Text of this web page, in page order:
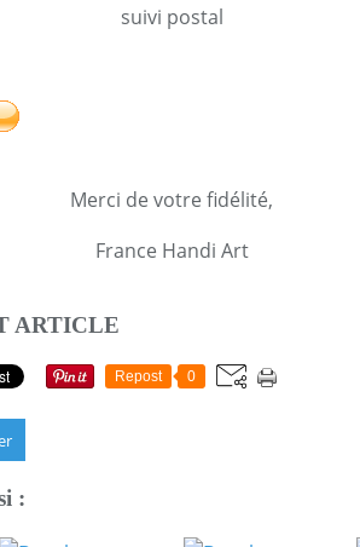
suivi postal
Merci de votre fidélité,
France Handi Art
ARTICLE
Repost 0
: